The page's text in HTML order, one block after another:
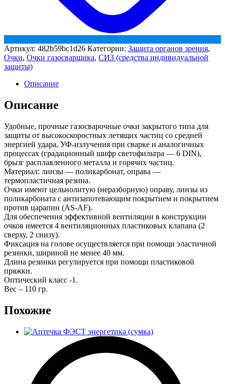
Артикул: 482b59bc1d26 Категории: Защита органов зрения,
Очки, Очки газосварщика, СИЗ (средства индивидуальной
защиты)
Описание
Описание
Удобные, прочные газосварочные очки закрытого типа для
защиты от высокоскоростных летящих частиц со средней
энергией удара, УФ-излучения при сварке и аналогичных
процессах (градационный шифр светофильтра — 6 DIN),
брызг расплавленного металла и горячих частиц.
Материал: линзы — поликарбонат, оправа —
термопластичная резина.
Очки имеют цельнолитую (неразборную) оправу, линзы из
поликарбоната с антизапотевающим покрытием и покрытием
против царапин (AS-AF).
Для обеспечения эффективной вентиляции в конструкции
очков имеется 4 вентиляционных пластиковых клапана (2
сверху, 2 снизу).
Фиксация на голове осуществляется при помощи эластичной
резинки, шириной не менее 40 мм.
Длина резинки регулируется при помощи пластиковой
пряжки.
Оптический класс -1.
Вес – 110 гр.
Похожие